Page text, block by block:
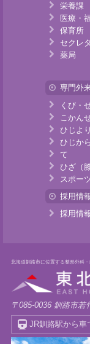
栄養課
医療・
保育所
セクレ
薬局
専門外
くび・
こかん
ひじよ
ひじか
て
ひざ（
スポー
採用情
採用情
北海道釧路市に位置する整形外科
〒085-0036 釧路市若
JR釧路駅から車